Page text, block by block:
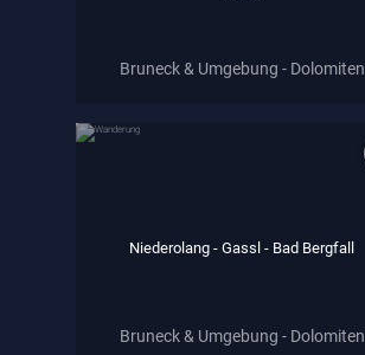
Bruneck & Umgebung - Dolomiten
Niederolang - Gassl - Bad Bergfall
Bruneck & Umgebung - Dolomiten